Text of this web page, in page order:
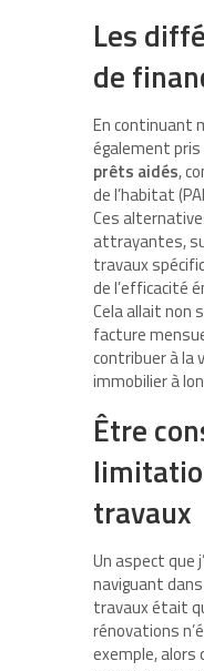
Les
de
En continuant
également
prêts aidés,
de l’habitat
Ces
attrayantes,
travaux
de l’efficacité
Cela allait non
facture
contribuer à la
immobilier à
Être
travaux
Un aspect que
naviguant
travaux était
rénovations
exemple, alors